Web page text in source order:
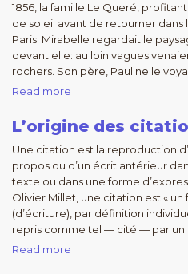
1856, la famille Le Queré,
de soleil avant de retourner dans
Paris. Mirabelle regardait le
devant elle: au loin vagues
rochers. Son père, Paul ne le
Read more
L’origine des
Une citation est la reproduction
propos ou d’un écrit antérieur
texte ou dans une forme
Olivier Millet, une citation est «
(d’écriture), par définition
repris comme tel — cité — par un
Read more